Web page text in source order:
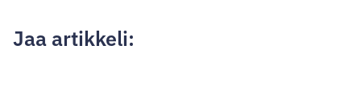
Jaa artikkeli: